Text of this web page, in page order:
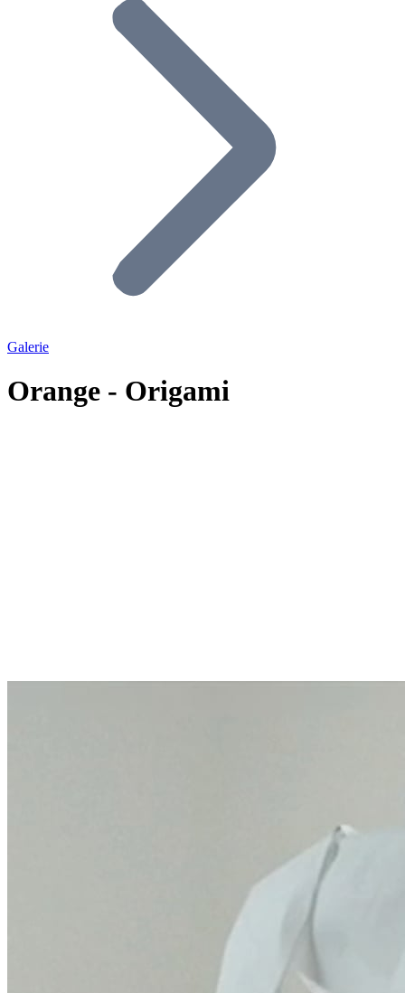
Galerie
Orange - Origami